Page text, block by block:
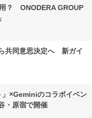
？ ONODERA GROUP
共同意思決定へ 新ガイ
×Geminiのコラボイベン
・原宿で開催